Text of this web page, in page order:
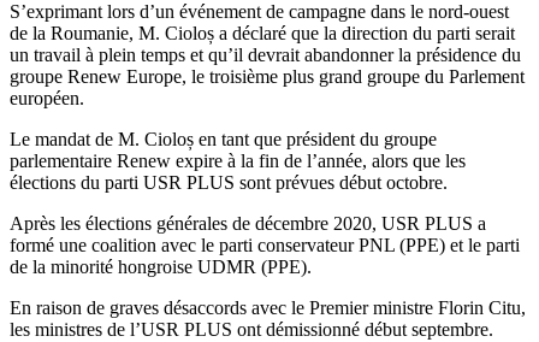
S’exprimant lors d’un événement de campagne dans le nord-ouest
de la Roumanie, M. Cioloș a déclaré que la direction du parti serait
un travail à plein temps et qu’il devrait abandonner la présidence du
groupe Renew Europe, le troisième plus grand groupe du Parlement
européen.
Le mandat de M. Cioloș en tant que président du groupe
parlementaire Renew expire à la fin de l’année, alors que les
élections du parti USR PLUS sont prévues début octobre.
Après les élections générales de décembre 2020, USR PLUS a
formé une coalition avec le parti conservateur PNL (PPE) et le parti
de la minorité hongroise UDMR (PPE).
En raison de graves désaccords avec le Premier ministre Florin Citu,
les ministres de l’USR PLUS ont démissionné début septembre.